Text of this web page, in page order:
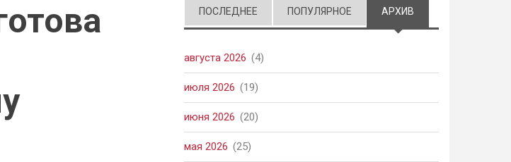
ПОСЛЕДНЕЕ ПОПУЛЯРНОЕ АРХИВ
августа 2026 (4)
июля 2026 (19)
июня 2026 (20)
мая 2026 (25)